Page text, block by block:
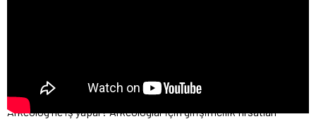
Arkeolog ne iş yapar? Arkeologlar için girişimcilik fırsatları